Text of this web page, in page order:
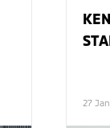
27